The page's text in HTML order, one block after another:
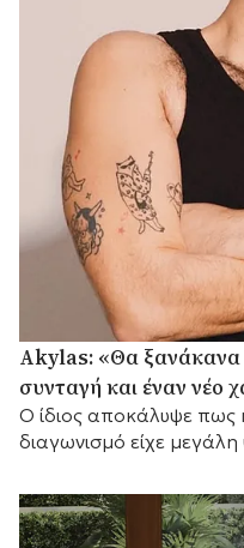
Akylas: «Θα ξανάκανα
συνταγή και έναν νέο
Ο ίδιος αποκάλυψε πως
διαγωνισμό είχε